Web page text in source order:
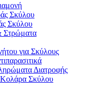
Σκύλου
Σκύλου
Στρώματα
για Σκύλους
Διατροφής
Κολάρα Σκύλου